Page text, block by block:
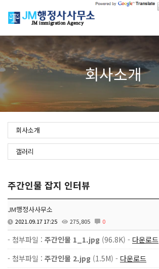
회사소개
회사소개
갤러리
주간인물 잡지 인터뷰
JM행정사사무소
2021.09.17 17:25 275,805 0
- 첨부파일 : 주간인물 1_1.jpg (96.8K) - 다운로드
- 첨부파일 : 주간인물 2.jpg (1.5M) - 다운로드